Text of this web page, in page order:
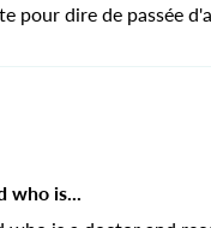
pour dire de passée
who is...